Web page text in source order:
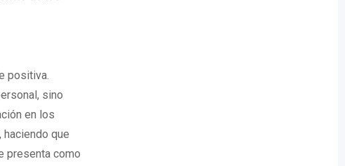
positiva.
sino
en los
que
presenta como